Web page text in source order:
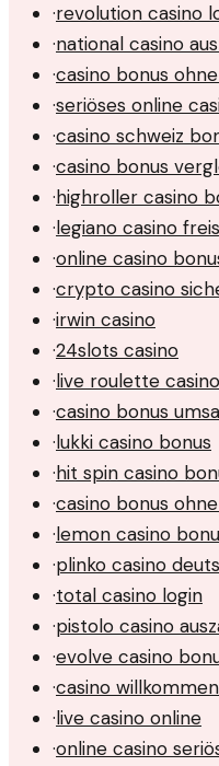
·revolution casino
·national casino
·casino bonus
·seriöses online
·casino schweiz
·casino bonus
·highroller casino
·legiano casino
·online casino
·crypto casino
·irwin casino
·24slots casino
·live roulette casino
·casino bonus
·lukki casino bonus
·hit spin casino
·casino bonus
·lemon casino
·plinko casino
·total casino login
·pistolo casino
·evolve casino
·casino
·live casino online
·online casino